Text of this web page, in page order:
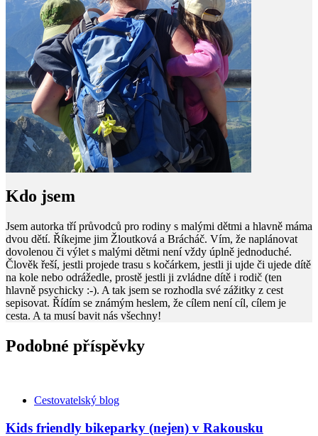
Kdo jsem
Jsem autorka tří průvodců pro rodiny s malými dětmi a hlavně máma
dvou dětí. Říkejme jim Žloutková a Brácháč. Vím, že naplánovat
dovolenou či výlet s malými dětmi není vždy úplně jednoduché.
Člověk řeší, jestli projede trasu s kočárkem, jestli ji ujde či ujede dítě
na kole nebo odrážedle, prostě jestli ji zvládne dítě i rodič (ten
hlavně psychicky :-). A tak jsem se rozhodla své zážitky z cest
sepisovat. Řídím se známým heslem, že cílem není cíl, cílem je
cesta. A ta musí bavit nás všechny!
Podobné příspěvky
KategorieCestovatelský blog
Kids friendly bikeparky (nejen) v Rakousku